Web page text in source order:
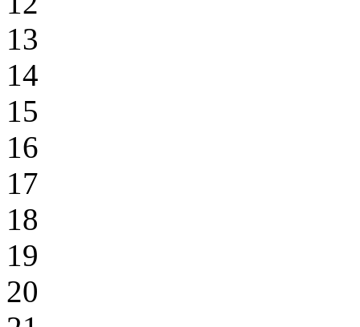
13
14
15
16
17
18
19
20